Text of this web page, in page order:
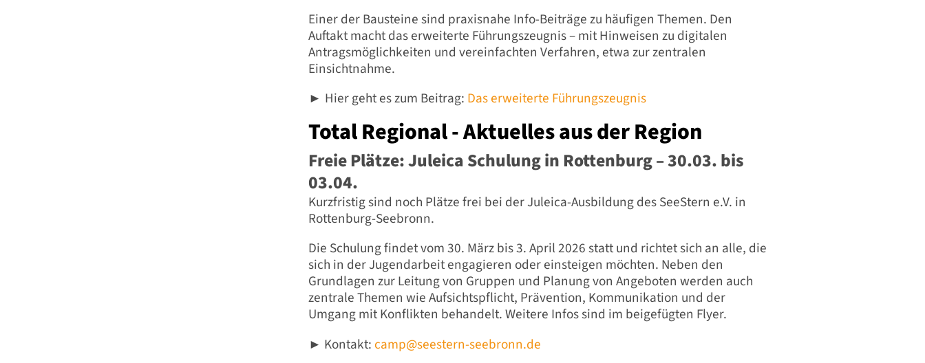
Einer der Bausteine sind praxisnahe Info-Beiträge zu häufigen Themen. Den
Auftakt macht das erweiterte Führungszeugnis – mit Hinweisen zu digitalen
Antragsmöglichkeiten und vereinfachten Verfahren, etwa zur zentralen
Einsichtnahme.
► Hier geht es zum Beitrag: Das erweiterte Führungszeugnis
Total Regional - Aktuelles aus der Region
Freie Plätze: Juleica Schulung in Rottenburg – 30.03. bis
03.04.
Kurzfristig sind noch Plätze frei bei der Juleica-Ausbildung des SeeStern e.V. in
Rottenburg-Seebronn.
Die Schulung findet vom 30. März bis 3. April 2026 statt und richtet sich an alle, die
sich in der Jugendarbeit engagieren oder einsteigen möchten. Neben den
Grundlagen zur Leitung von Gruppen und Planung von Angeboten werden auch
zentrale Themen wie Aufsichtspflicht, Prävention, Kommunikation und der
Umgang mit Konflikten behandelt. Weitere Infos sind im beigefügten Flyer.
► Kontakt:camp@seestern-seebronn.de